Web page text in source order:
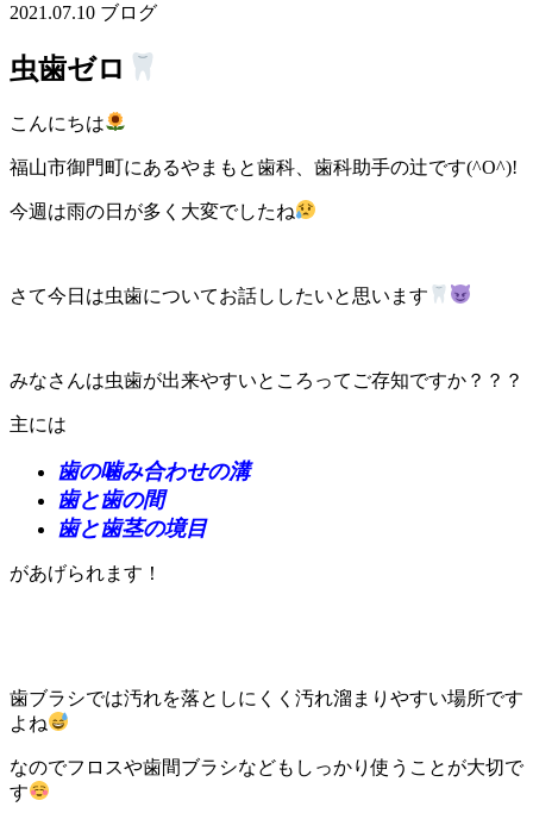
2021.07.10 ブログ
虫歯ゼロ
こんにちは
福山市御門町にあるやまもと歯科、歯科助手の辻です(^O^)!
今週は雨の日が多く大変でしたね
さて今日は虫歯についてお話ししたいと思います
みなさんは虫歯が出来やすいところってご存知ですか？？？
主には
歯の噛み合わせの溝
歯と歯の間
歯と歯茎の境目
があげられます！
歯ブラシでは汚れを落としにくく汚れ溜まりやすい場所です
よね
なのでフロスや歯間ブラシなどもしっかり使うことが大切で
す